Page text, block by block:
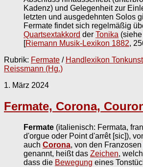
Kadenz) und Gelegenheit zur
letzten und ausgedehnten Solos
Fermate findet sich regelmäßig
Quartsextakkord der Tonika (siehe
[Riemann Musik-Lexikon 1882,
Rubrik: Fermate / Handlexikon
Reissmann (Hg.)
1. März 2024
Fermate, Corona,
Fermate (italienisch: Fermata,
d'orgue oder Point d'arrêt [sic]),
auch Corona, von den Franzosen
genannt, heißt das Zeichen,
dass die Bewegung eines